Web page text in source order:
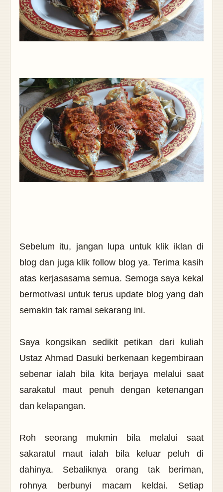
Sebelum itu, jangan lupa untuk klik iklan di
blog dan juga klik follow blog ya. Terima kasih
atas kerjasasama semua. Semoga saya kekal
bermotivasi untuk terus update blog yang dah
semakin tak ramai sekarang ini.
Saya kongsikan sedikit petikan dari kuliah
Ustaz Ahmad Dasuki berkenaan kegembiraan
sebenar ialah bila kita berjaya melalui saat
sarakatul maut penuh dengan ketenangan
dan kelapangan.
Roh seorang mukmin bila melalui saat
sakaratul maut ialah bila keluar peluh di
dahinya. Sebaliknya orang tak beriman,
rohnya berbunyi macam keldai. Setiap